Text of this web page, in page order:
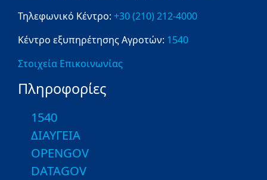
Τηλεφωνικό Κέντρο: +30 (210) 212-4000
Κέντρο εξυπηρέτησης Αγροτών: 1540
Στοιχεία Επικοινωνίας
Πληροφορίες
1540
ΔΙΑΥΓΕΙΑ
OPENGOV
DATAGOV